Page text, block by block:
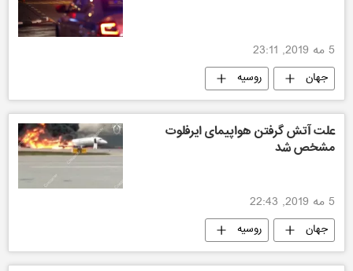
5 مه 2019, 23:11
جهان روسیه
علت آتش گرفتن هواپیمای ایرفلوت
مشخص شد
5 مه 2019, 22:43
جهان روسیه